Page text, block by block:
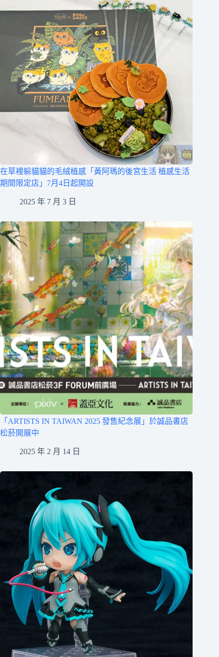
在草裡躲貓貓的毛絨植感「黃阿瑪的後宮生活 植感生活
期間限定店」7月4日起開設
2025 年 7 月 3 日
「ARTISTS IN TAIWAN 2025 發售紀念展」於誠品書店
松菸開展中
2025 年 2 月 14 日